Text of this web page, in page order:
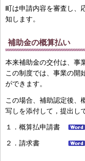
町は申請内容を審査し、
知します。
補助金の概算払い
本来補助金の交付は、事
この制度では、事業の開
ができます。
この場合、補助認定後、
写しを添付して，提出し
１．概算払申請書
２．請求書